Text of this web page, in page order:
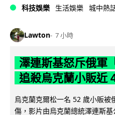
科技娛樂 生活娛樂 城中熱
Lawton 7 小時
澤連斯基怒斥俄軍
追殺烏克蘭小販近
烏克蘭克爾松一名 52 歲小販
傷，影片由烏克蘭總統澤連斯